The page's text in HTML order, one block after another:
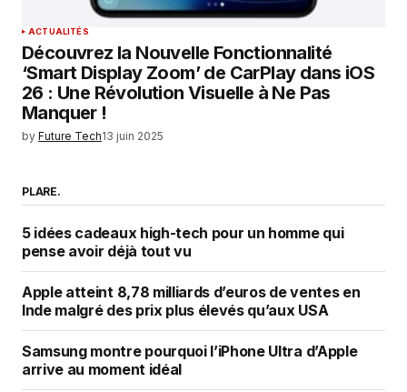
ACTUALITÉS
Découvrez la Nouvelle Fonctionnalité
‘Smart Display Zoom’ de CarPlay dans iOS
26 : Une Révolution Visuelle à Ne Pas
Manquer !
by Future Tech13 juin 2025
PLARE.
5 idées cadeaux high-tech pour un homme qui
pense avoir déjà tout vu
Apple atteint 8,78 milliards d’euros de ventes en
Inde malgré des prix plus élevés qu’aux USA
Samsung montre pourquoi l’iPhone Ultra d’Apple
arrive au moment idéal